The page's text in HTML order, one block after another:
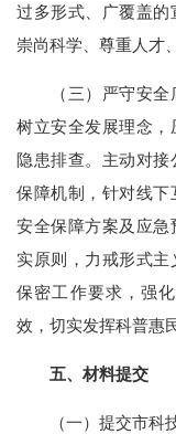
过多形式、广覆盖的
崇尚科学、尊重人才
（三）严守安全
树立安全发展理念
隐患排查。主动对
保障机制，针对线下
安全保障方案及应急
实原则，力戒形式
保密工作要求，强
效，切实发挥科普惠
五、材料提交
（一）提交市科技